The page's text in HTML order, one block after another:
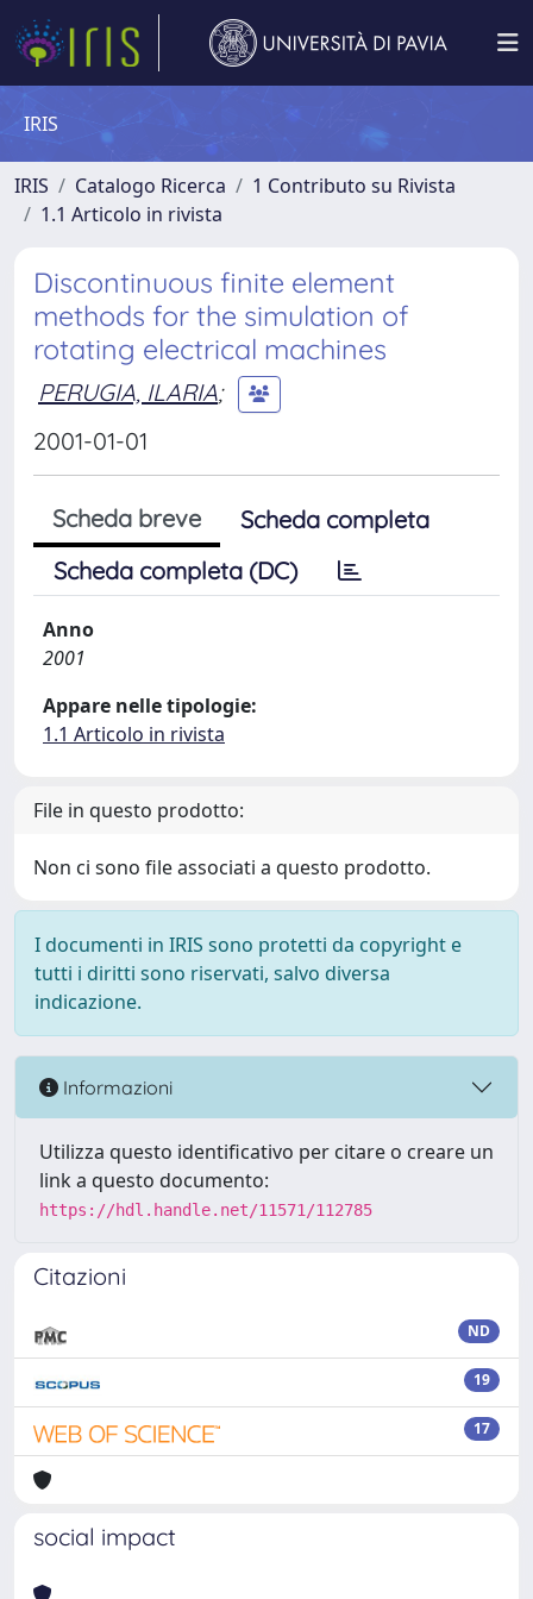
IRIS
IRIS Catalogo Ricerca
1 Contributo su Rivista
1.1 Articolo in rivista
Discontinuous finite element
methods for the simulation of
rotating electrical machines
PERUGIA, ILARIA;
2001-01-01
Scheda breve
Scheda completa
Scheda completa (DC)
Anno
2001
Appare nelle tipologie:
1.1 Articolo in rivista
File in questo prodotto:
Non ci sono file associati a questo prodotto.
I documenti in IRIS sono protetti da copyright e
tutti i diritti sono riservati, salvo diversa
indicazione.
Informazioni
Utilizza questo identificativo per citare o creare un
link a questo documento:
https://hdl.handle.net/11571/112785
Citazioni
ND
19
17
social impact